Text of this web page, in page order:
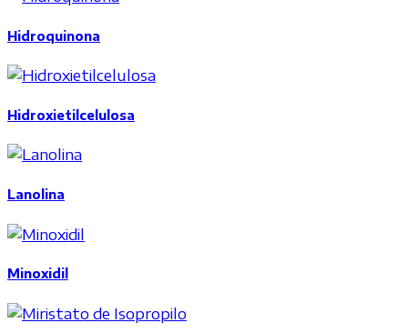
Hidroquinona
Hidroxietilcelulosa
Lanolina
Minoxidil